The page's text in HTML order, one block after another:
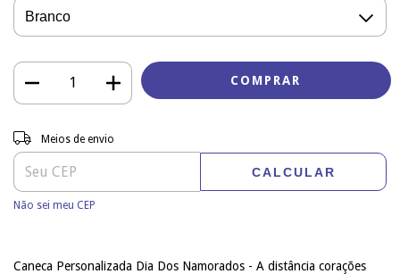
Entregas para o CEP:
Meios de envio
CALCULAR
Não sei meu CEP
Caneca Personalizada Dia Dos Namorados - A distância corações